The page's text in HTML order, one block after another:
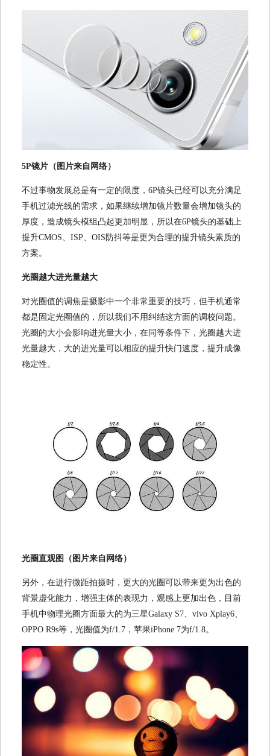
5P镜片（图片来自网络）
不过事物发展总是有一定的限度，6P镜头已经可以充分满足
手机过滤光线的需求，如果继续增加镜片数量会增加镜头的
厚度，造成镜头模组凸起更加明显，所以在6P镜头的基础上
提升CMOS、ISP、OIS防抖等是更为合理的提升镜头素质的
方案。
光圈越大进光量越大
对光圈值的调焦是摄影中一个非常重要的技巧，但手机通常
都是固定光圈值的，所以我们不用纠结这方面的调校问题。
光圈的大小会影响进光量大小，在同等条件下，光圈越大进
光量越大，大的进光量可以相应的提升快门速度，提升成像
稳定性。
光圈直观图（图片来自网络）
另外，在进行微距拍摄时，更大的光圈可以带来更为出色的
背景虚化能力，增强主体的表现力，观感上更加出色，目前
手机中物理光圈方面最大的为三星Galaxy S7、vivo Xplay6、
OPPO R9s等，光圈值为f/1.7，苹果iPhone 7为f/1.8。